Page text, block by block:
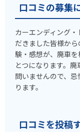
口コミの募集
カーエンディング
だきました皆様か
験・感想が、廃車
とつになります。
問いませんので、
ります。
口コミを投稿